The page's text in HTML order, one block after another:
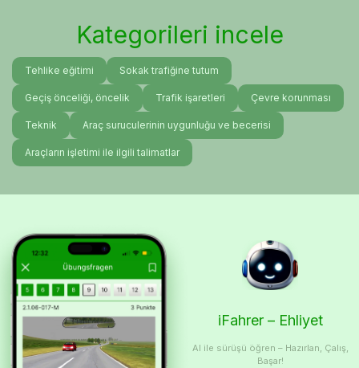
Kategorileri incele
Tehlike eğitimi Sokak trafiğine tutum
Geçiş önceliği, öncelik Trafik işaretleri Çevre korunması
Teknik Araç suruculerinin uygunluğu ve becerisi
Araçların işletimi ile ilgili talimatlar
iFahrer – Ehliyet
AI ile sürüşü öğren – Hazırlan, Çalış,
Başar!